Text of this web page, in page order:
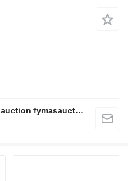
Fymas Auctions ApS – visit the auction fymasauctions.dk